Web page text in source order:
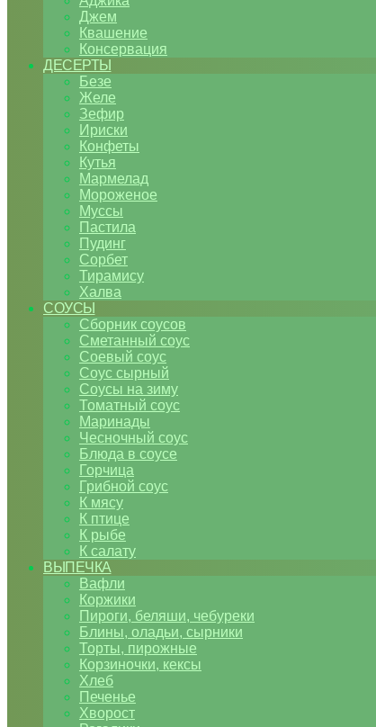
Джем
Квашение
Консервация
ДЕСЕРТЫ
Безе
Желе
Зефир
Ириски
Конфеты
Кутья
Мармелад
Мороженое
Муссы
Пастила
Пудинг
Сорбет
Тирамису
Халва
СОУСЫ
Сборник соусов
Сметанный соус
Соевый соус
Соус сырный
Соусы на зиму
Томатный соус
Маринады
Чесночный соус
Блюда в соусе
Горчица
Грибной соус
К мясу
К птице
К рыбе
К салату
ВЫПЕЧКА
Вафли
Коржики
Пироги, беляши, чебуреки
Блины, оладьи, сырники
Торты, пирожные
Корзиночки, кексы
Хлеб
Печенье
Хворост